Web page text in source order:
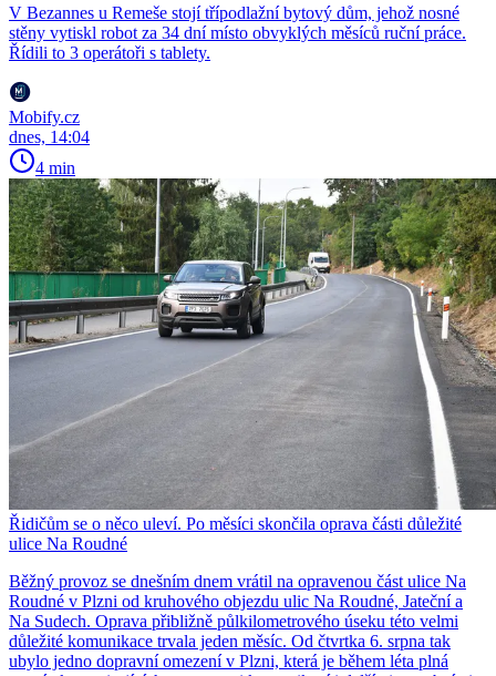
V Bezannes u Remeše stojí třípodlažní bytový dům, jehož nosné
stěny vytiskl robot za 34 dní místo obvyklých měsíců ruční práce.
Řídili to 3 operátoři s tablety.
Mobify.cz
dnes, 14:04
4 min
Řidičům se o něco uleví. Po měsíci skončila oprava části důležité
ulice Na Roudné
Běžný provoz se dnešním dnem vrátil na opravenou část ulice Na
Roudné v Plzni od kruhového objezdu ulic Na Roudné, Jateční a
Na Sudech. Oprava přibližně půlkilometrového úseku této velmi
důležité komunikace trvala jeden měsíc. Od čtvrtka 6. srpna tak
ubylo jedno dopravní omezení v Plzni, která je během léta plná